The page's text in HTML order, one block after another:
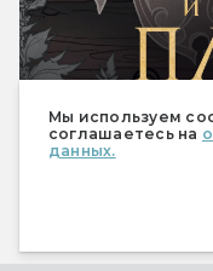
Мы используем
соглашаетесь на
данных.